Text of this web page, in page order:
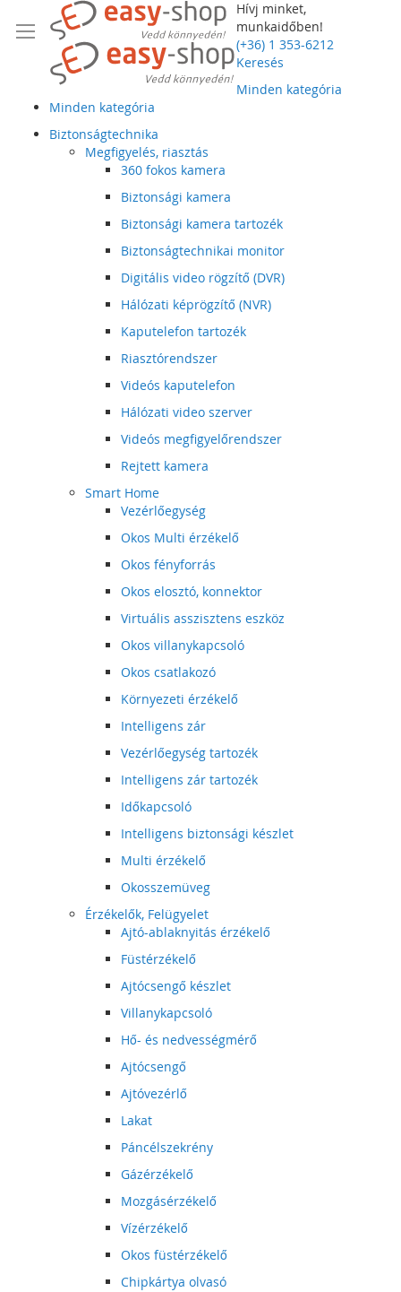
Hívj minket,
munkaidőben!
(+36) 1 353-6212
Keresés
Minden kategória
Minden kategória
Biztonságtechnika
Megfigyelés, riasztás
360 fokos kamera
Biztonsági kamera
Biztonsági kamera tartozék
Biztonságtechnikai monitor
Digitális video rögzítő (DVR)
Hálózati képrögzítő (NVR)
Kaputelefon tartozék
Riasztórendszer
Videós kaputelefon
Hálózati video szerver
Videós megfigyelőrendszer
Rejtett kamera
Smart Home
Vezérlőegység
Okos Multi érzékelő
Okos fényforrás
Okos elosztó, konnektor
Virtuális asszisztens eszköz
Okos villanykapcsoló
Okos csatlakozó
Környezeti érzékelő
Intelligens zár
Vezérlőegység tartozék
Intelligens zár tartozék
Időkapcsoló
Intelligens biztonsági készlet
Multi érzékelő
Okosszemüveg
Érzékelők, Felügyelet
Ajtó-ablaknyitás érzékelő
Füstérzékelő
Ajtócsengő készlet
Villanykapcsoló
Hő- és nedvességmérő
Ajtócsengő
Ajtóvezérlő
Lakat
Páncélszekrény
Gázérzékelő
Mozgásérzékelő
Vízérzékelő
Okos füstérzékelő
Chipkártya olvasó